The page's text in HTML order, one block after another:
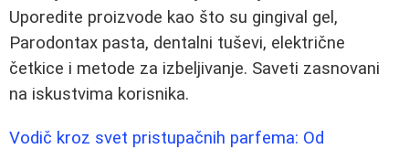
Uporedite proizvode kao što su gingival gel,
Parodontax pasta, dentalni tuševi, električne
četkice i metode za izbeljivanje. Saveti zasnovani
na iskustvima korisnika.
Vodič kroz svet pristupačnih parfema: Od